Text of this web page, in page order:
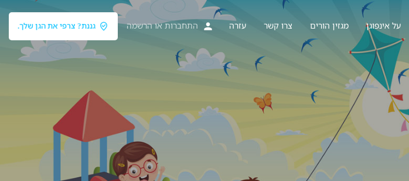
על אינפוגן מגזין הורים צרו קשר עזרה התחברות או הרשמה גננת? צרפי את הגן שלך.